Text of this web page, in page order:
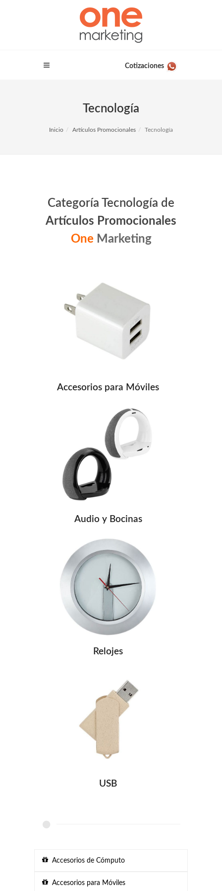
Cotizaciones
Tecnología
Inicio Artículos Promocionales Tecnología
Categoría Tecnología de
Artículos Promocionales
One Marketing
Accesorios para Móviles
Audio y Bocinas
Relojes
USB
Accesorios de Cómputo
Accesorios para Móviles